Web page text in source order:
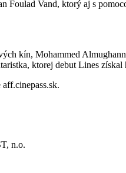
Vand, ktorý aj s
Mohammed
ktorej debut Lines
n.o.